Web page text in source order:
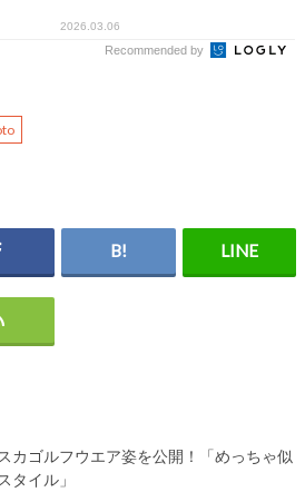
2026.03.06
Recommended by
カゴルフウエア姿を公開！「めっちゃ似
タイル」